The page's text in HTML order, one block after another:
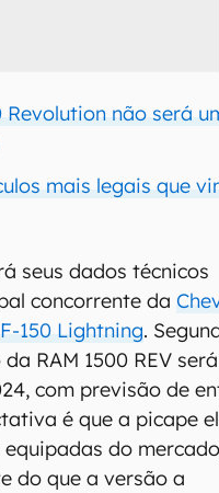
Revolution não será
mais legais que
seus dados técnicos
concorrente da
150 Lightning.
RAM 1500 REV será
com previsão de
é que a picape
do
do que a versão a